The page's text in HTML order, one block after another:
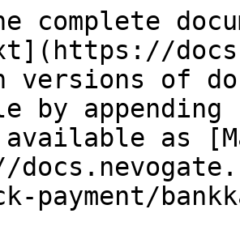
complete
versions of
by
as
payment/